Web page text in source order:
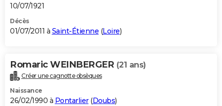
10/07/1921
Décès
01/07/2011 à Saint-Étienne (Loire)
Romaric WEINBERGER (21 ans)
Créer une cagnotte obsèques
Naissance
26/02/1990 à Pontarlier(Doubs)